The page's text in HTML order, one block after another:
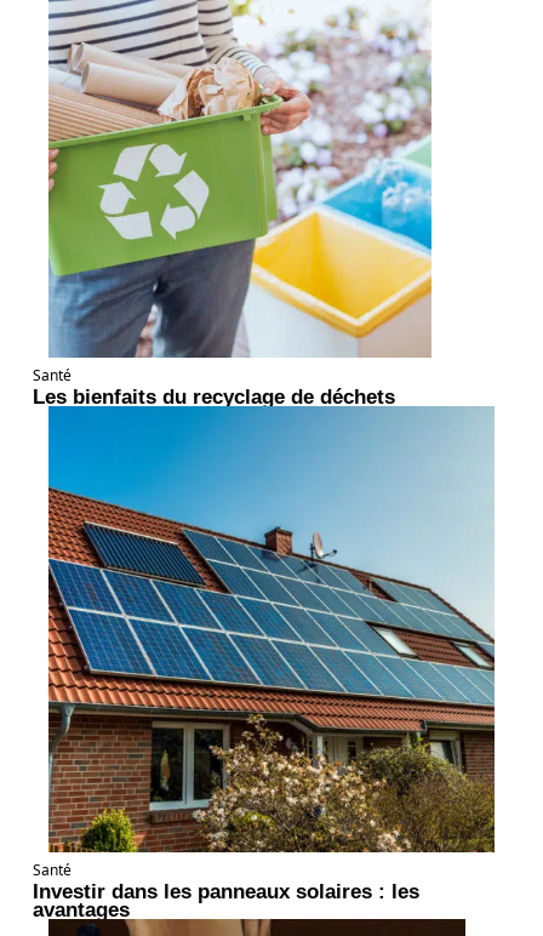
Santé
Les bienfaits du recyclage de déchets
Santé
Investir dans les panneaux solaires : les
avantages